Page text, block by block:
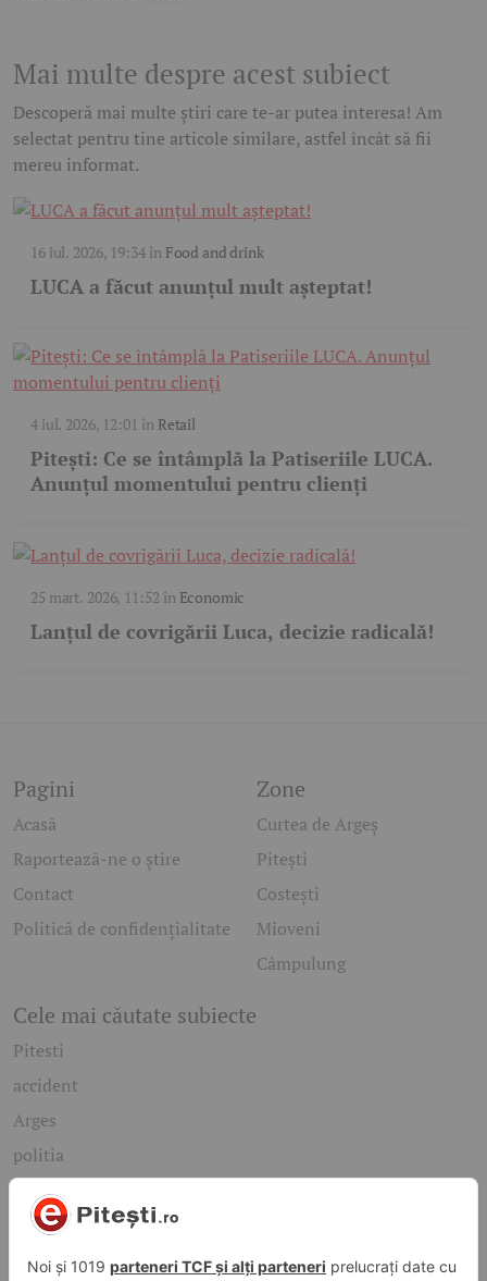
Mai multe despre acest subiect
Descoperă mai multe știri care te-ar putea interesa! Am
selectat pentru tine articole similare, astfel încât să fii
mereu informat.
16 iul. 2026, 19:34în Food and drink
LUCA a făcut anunțul mult așteptat!
4 iul. 2026, 12:01 în Retail
Pitești: Ce se întâmplă la Patiseriile LUCA.
Anunțul momentului pentru clienți
25 mart. 2026, 11:52 în Economic
Lanțul de covrigării Luca, decizie radicală!
Pagini
Acasă
Raportează-ne o știre
Contact
Politică de confidențialitate
Zone
Curtea de Argeș
Pitești
Costești
Mioveni
Câmpulung
Cele mai căutate subiecte
Pitesti
accident
Arges
politia
mioveni
Caută rapid știrile care te interesează